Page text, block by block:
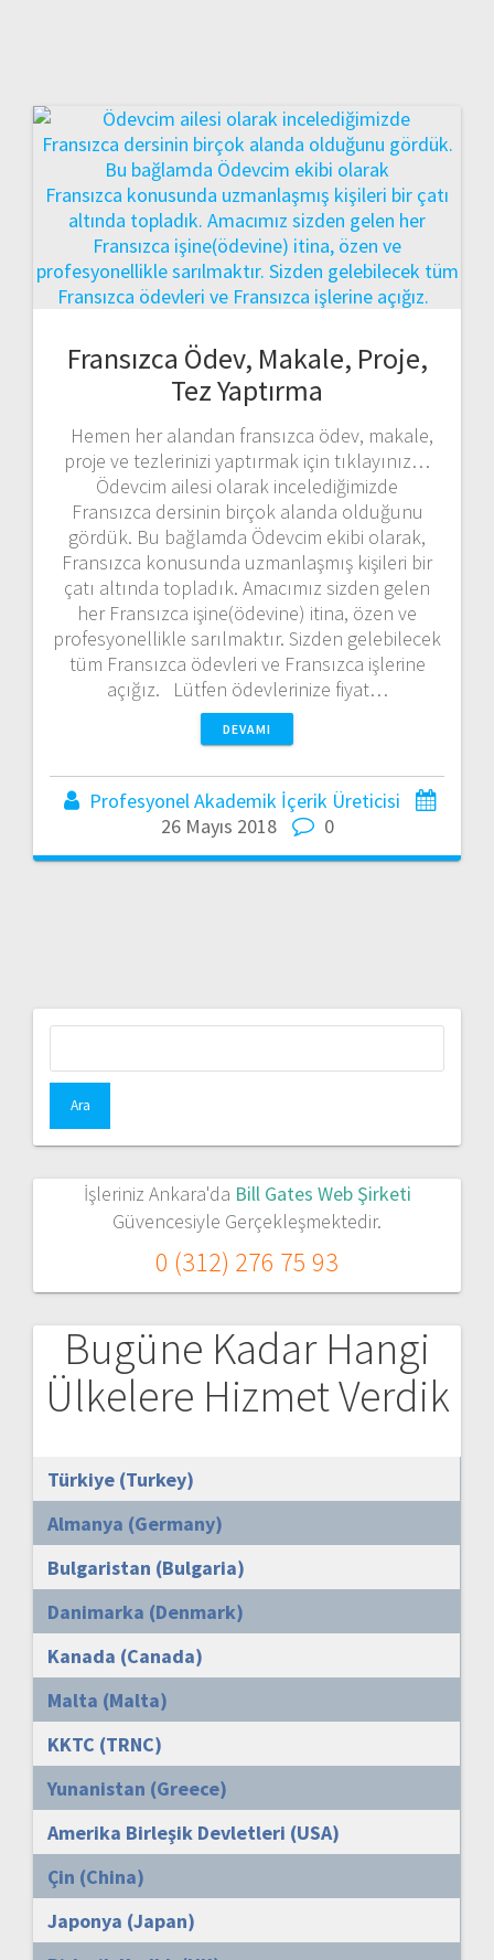
Fransızca Ödev, Makale, Proje,
Tez Yaptırma
Hemen her alandan fransızca ödev, makale,
proje ve tezlerinizi yaptırmak için tıklayınız…
Ödevcim ailesi olarak incelediğimizde
Fransızca dersinin birçok alanda olduğunu
gördük. Bu bağlamda Ödevcim ekibi olarak,
Fransızca konusunda uzmanlaşmış kişileri bir
çatı altında topladık. Amacımız sizden gelen
her Fransızca işine(ödevine) itina, özen ve
profesyonellikle sarılmaktır. Sizden gelebilecek
tüm Fransızca ödevleri ve Fransızca işlerine
açığız. Lütfen ödevlerinize fiyat…
DEVAMI
Profesyonel Akademik İçerik Üreticisi
26 Mayıs 2018
0
İşleriniz Ankara'da Bill Gates Web Şirketi
Güvencesiyle Gerçekleşmektedir.
0 (312) 276 75 93
Bugüne Kadar Hangi
Ülkelere Hizmet Verdik
Türkiye (Turkey)
Almanya (Germany)
Bulgaristan (Bulgaria)
Danimarka (Denmark)
Kanada (Canada)
Malta (Malta)
KKTC (TRNC)
Yunanistan (Greece)
Amerika Birleşik Devletleri (USA)
Çin (China)
Japonya (Japan)